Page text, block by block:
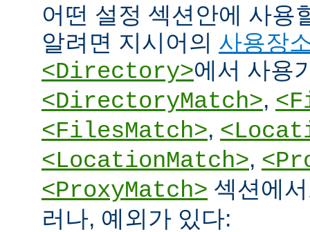
어떤 설정 섹션안에 사용
알려면 지시어의 사용장
<Directory>에서 사용
<DirectoryMatch>,
<FilesMatch>,
<LocationMatch>,
<ProxyMatch> 섹션에
러나, 예외가 있다: